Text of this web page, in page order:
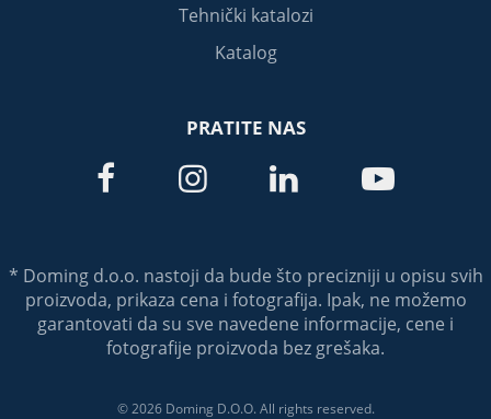
Tehnički katalozi
Katalog
PRATITE NAS
   
* Doming d.o.o. nastoji da bude što precizniji u opisu svih
proizvoda, prikaza cena i fotografija. Ipak, ne možemo
garantovati da su sve navedene informacije, cene i
fotografije proizvoda bez grešaka.
© 2026 Doming D.O.O. All rights reserved.